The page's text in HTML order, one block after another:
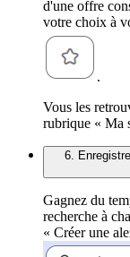
d'une offre
votre choix à
.
Vous les
rubrique « Ma
6.
Gagnez du
recherche à
« Créer une